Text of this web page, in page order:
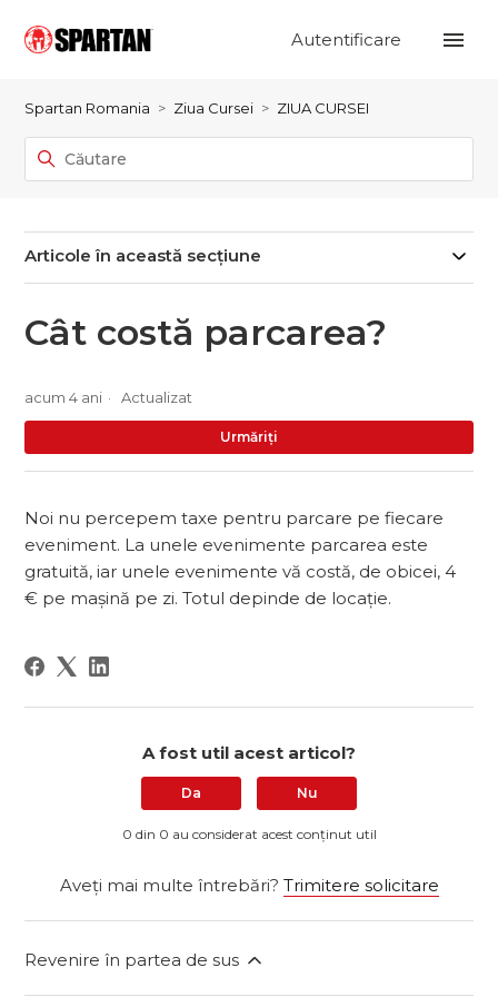
Autentificare
Spartan Romania Ziua Cursei ZIUA CURSEI
Articole în această secțiune
Cât costă parcarea?
acum 4 ani Actualizat
Urmăriți
Noi nu percepem taxe pentru parcare pe fiecare
eveniment. La unele evenimente parcarea este
gratuită, iar unele evenimente vă costă, de obicei, 4
€ pe mașină pe zi. Totul depinde de locație.
A fost util acest articol?
Da Nu
0 din 0 au considerat acest conținut util
Aveți mai multe întrebări? Trimitere solicitare
Revenire în partea de sus